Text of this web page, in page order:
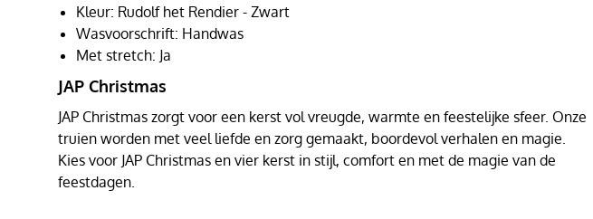
Kleur: Rudolf het Rendier - Zwart
Wasvoorschrift: Handwas
Met stretch: Ja
JAP Christmas
JAP Christmas zorgt voor een kerst vol vreugde, warmte en feestelijke sfeer. Onze
truien worden met veel liefde en zorg gemaakt, boordevol verhalen en magie.
Kies voor JAP Christmas en vier kerst in stijl, comfort en met de magie van de
feestdagen.